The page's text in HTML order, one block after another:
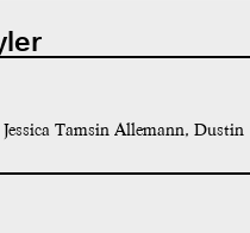
Tamsin Allemann, Dustin